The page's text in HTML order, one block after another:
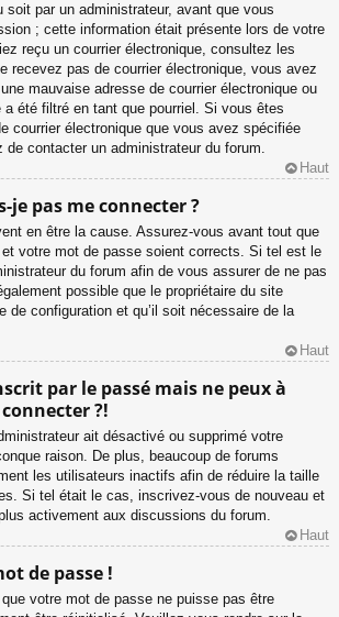
soit par un administrateur, avant que vous
; cette information était présente lors de votre
reçu un courrier électronique, consultez les
recevez pas de courrier électronique, vous avez
mauvaise adresse de courrier électronique ou
a été filtré en tant que pourriel. Si vous êtes
courrier électronique que vous avez spécifiée
contacter un administrateur du forum.
Haut
je pas me connecter ?
en être la cause. Assurez-vous avant tout que
et votre mot de passe soient corrects. Si tel est le
du forum afin de vous assurer de ne pas
possible que le propriétaire du site
de configuration et qu’il soit nécessaire de la
Haut
par le passé mais ne peux à
?!
ait désactivé ou supprimé votre
raison. De plus, beaucoup de forums
les utilisateurs inactifs afin de réduire la taille
Si tel était le cas, inscrivez-vous de nouveau et
activement aux discussions du forum.
Haut
de passe !
votre mot de passe ne puisse pas être